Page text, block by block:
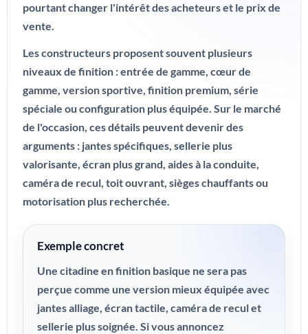
pourtant changer l'intérêt des acheteurs et le prix de
vente.
Les constructeurs proposent souvent plusieurs
niveaux de finition : entrée de gamme, cœur de
gamme, version sportive, finition premium, série
spéciale ou configuration plus équipée. Sur le marché
de l'occasion, ces détails peuvent devenir des
arguments : jantes spécifiques, sellerie plus
valorisante, écran plus grand, aides à la conduite,
caméra de recul, toit ouvrant, sièges chauffants ou
motorisation plus recherchée.
Exemple concret
Une citadine en finition basique ne sera pas
perçue comme une version mieux équipée avec
jantes alliage, écran tactile, caméra de recul et
sellerie plus soignée. Si vous annoncez